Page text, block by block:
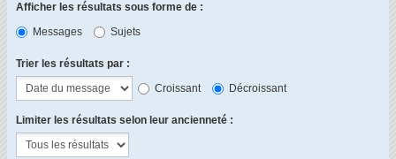
Afficher les résultats sous forme de :
Messages
Sujets
Trier les résultats par :
Croissant
Décroissant
Limiter les résultats selon leur ancienneté :